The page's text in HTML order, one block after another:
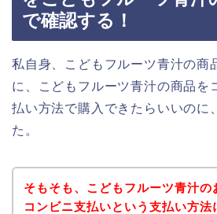
で確認する！
私自身、こどもフルーツ青汁の商
に、こどもフルーツ青汁の商品を
払い方法で購入できたらいいのに
た。
そもそも、こどもフルーツ青汁の
コンビニ支払いという支払い方法